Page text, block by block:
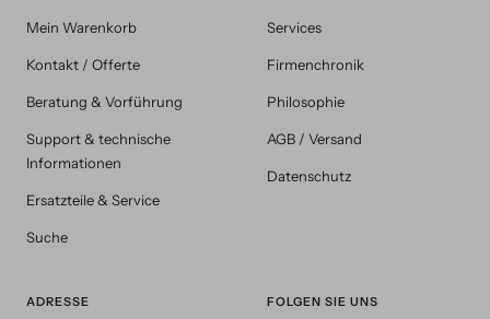
Mein Warenkorb
Kontakt / Offerte
Beratung & Vorführung
Support & technische
Informationen
Ersatzteile & Service
Suche
Services
Firmenchronik
Philosophie
AGB / Versand
Datenschutz
ADRESSE FOLGEN SIE UNS